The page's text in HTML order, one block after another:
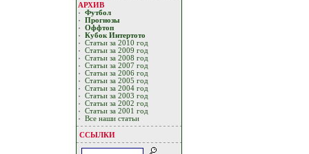
АРХИВ
Футбол
Прогнозы
Оффтоп
Кубoк Интертoтo
Статьи за 2010 год
Статьи за 2009 год
Статьи за 2008 год
Статьи за 2007 год
Статьи за 2006 год
Статьи за 2005 год
Статьи за 2004 год
Статьи за 2003 год
Статьи за 2002 год
Статьи за 2001 год
Все наши статьи
ССЫЛКИ